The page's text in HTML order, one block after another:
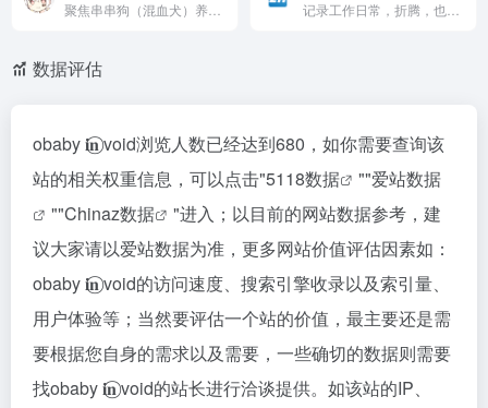
数据评估
obaby 𝐢‍𝐧⃝ void浏览人数已经达到680，如你需要查询该
站的相关权重信息，可以点击"5118数据 ""爱站数据
""Chinaz数据
"进入；以目前的网站数据参考，建
议大家请以爱站数据为准，更多网站价值评估因素如：
obaby 𝐢‍𝐧⃝ void的访问速度、搜索引擎收录以及索引量、
用户体验等；当然要评估一个站的价值，最主要还是需
要根据您自身的需求以及需要，一些确切的数据则需要
找obaby 𝐢‍𝐧⃝ void的站长进行洽谈提供。如该站的IP、